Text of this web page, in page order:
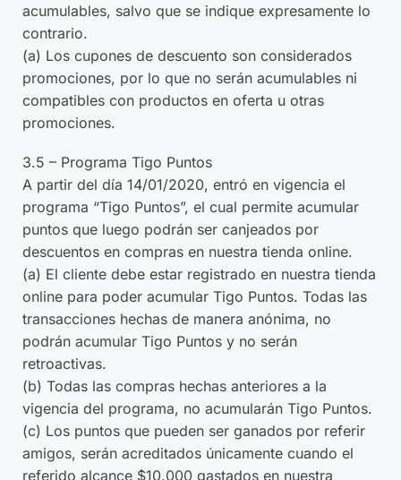
acumulables, salvo que se indique expresamente lo
contrario.
(a) Los cupones de descuento son considerados
promociones, por lo que no serán acumulables ni
compatibles con productos en oferta u otras
promociones.
3.5 – Programa Tigo Puntos
A partir del día 14/01/2020, entró en vigencia el
programa “Tigo Puntos”, el cual permite acumular
puntos que luego podrán ser canjeados por
descuentos en compras en nuestra tienda online.
(a) El cliente debe estar registrado en nuestra tienda
online para poder acumular Tigo Puntos. Todas las
transacciones hechas de manera anónima, no
podrán acumular Tigo Puntos y no serán
retroactivas.
(b) Todas las compras hechas anteriores a la
vigencia del programa, no acumularán Tigo Puntos.
(c) Los puntos que pueden ser ganados por referir
amigos, serán acreditados únicamente cuando el
referido alcance $10.000 gastados en nuestra